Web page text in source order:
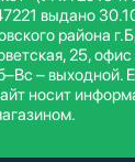
выдано
района
25,
– выходной.
носит